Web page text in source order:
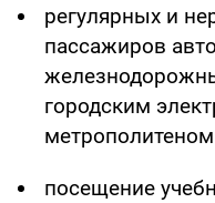
регулярных и
пассажиров
городским
посещение